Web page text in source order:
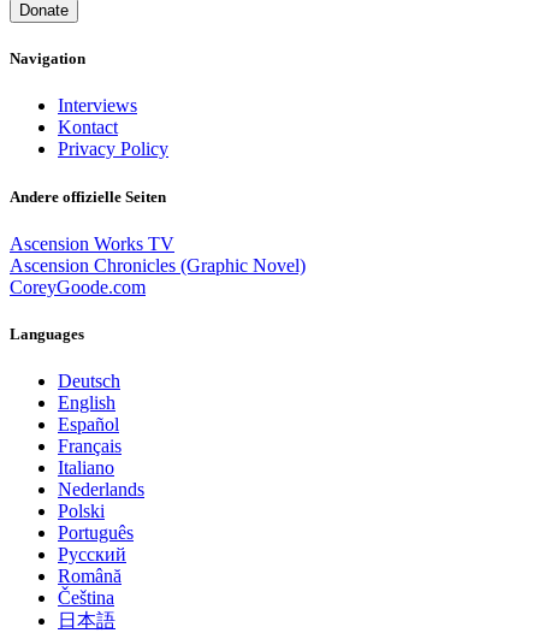
Donate
Navigation
Interviews
Kontact
Privacy Policy
Andere offizielle Seiten
Ascension Works TV
Ascension Chronicles (Graphic Novel)
CoreyGoode.com
Languages
Deutsch
English
Español
Français
Italiano
Nederlands
Polski
Português
Pусский
Română
Čeština
日本語